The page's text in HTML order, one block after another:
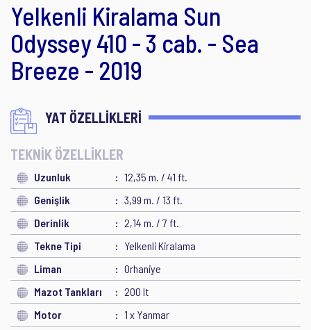
Yelkenli Kiralama Sun
Odyssey 410 - 3 cab. - Sea
Breeze - 2019
YAT ÖZELLİKLERİ
TEKNİK ÖZELLİKLER
Uzunluk
12,35 m. / 41 ft.
Genişlik
3,99 m. / 13 ft.
Derinlik
2,14 m. / 7 ft.
Tekne Tipi
Yelkenli Kiralama
Liman
Orhaniye
Mazot Tankları
200 lt
Motor
1 x Yanmar